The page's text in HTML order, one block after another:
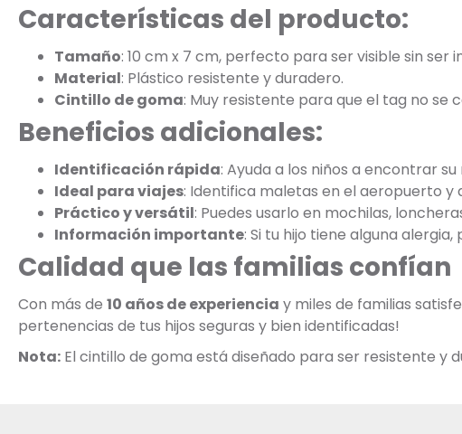
Características del producto:
Tamaño: 10 cm x 7 cm, perfecto para ser visible sin ser
Material: Plástico resistente y duradero.
Cintillo de goma: Muy resistente para que el tag no se
Beneficios adicionales:
Identificación rápida: Ayuda a los niños a encontrar
Ideal para viajes: Identifica maletas en el aeropuerto
Práctico y versátil: Puedes usarlo en mochilas,
Información importante: Si tu hijo tiene alguna
Calidad que las familias confían
Con más de 10 años de experiencia y miles de familias
pertenencias de tus hijos seguras y bien identificadas!
Nota: El cintillo de goma está diseñado para ser resistente y